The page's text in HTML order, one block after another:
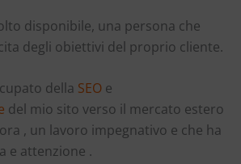
disponibile, una persona che
degli obiettivi del proprio cliente.
della SEO e
del mio sito verso il mercato estero
, un lavoro impegnativo e che ha
e attenzione .